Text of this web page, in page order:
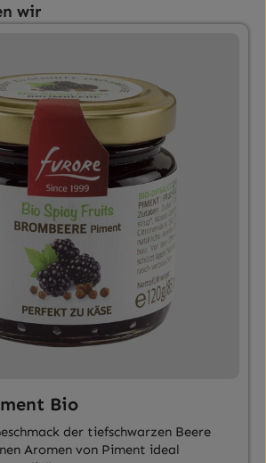
wir
Bio
der tiefschwarzen Beere
Aromen von Piment ideal